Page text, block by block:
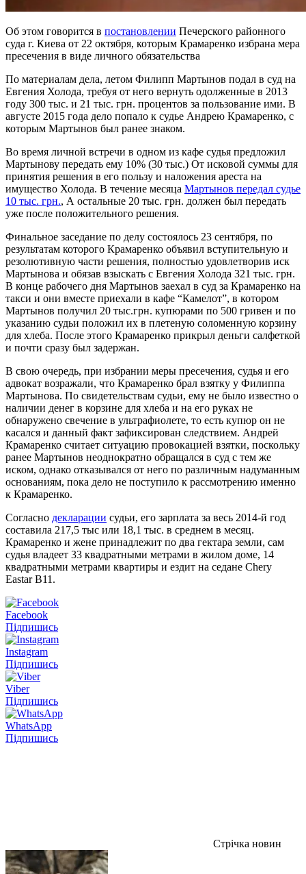
Об этом говорится в постановлении Печерского районного
суда г. Киева от 22 октября, которым Крамаренко избрана мера
пресечения в виде личного обязательства
По материалам дела, летом Филипп Мартынов подал в суд на
Евгения Холода, требуя от него вернуть одолженные в 2013
году 300 тыс. и 21 тыс. грн. процентов за пользование ими. В
августе 2015 года дело попало к судье Андрею Крамаренко, с
которым Мартынов был ранее знаком.
Во время личной встречи в одном из кафе судья предложил
Мартынову передать ему 10% (30 тыс.) От исковой суммы для
принятия решения в его пользу и наложения ареста на
имущество Холода. В течение месяца Мартынов передал судье
10 тыс. грн., А остальные 20 тыс. грн. должен был передать
уже после положительного решения.
Финальное заседание по делу состоялось 23 сентября, по
результатам которого Крамаренко объявил вступительную и
резолютивную части решения, полностью удовлетворив иск
Мартынова и обязав взыскать с Евгения Холода 321 тыс. грн.
В конце рабочего дня Мартынов заехал в суд за Крамаренко на
такси и они вместе приехали в кафе “Камелот”, в котором
Мартынов получил 20 тыс.грн. купюрами по 500 гривен и по
указанию судьи положил их в плетеную соломенную корзину
для хлеба. После этого Крамаренко прикрыл деньги салфеткой
и почти сразу был задержан.
В свою очередь, при избрании меры пресечения, судья и его
адвокат возражали, что Крамаренко брал взятку у Филиппа
Мартынова. По свидетельствам судьи, ему не было известно о
наличии денег в корзине для хлеба и на его руках не
обнаружено свечение в ультрафиолете, то есть купюр он не
касался и данный факт зафиксирован следствием. Андрей
Крамаренко считает ситуацию провокацией взятки, поскольку
ранее Мартынов неоднократно обращался в суд с тем же
иском, однако отказывался от него по различным надуманным
основаниям, пока дело не поступило к рассмотрению именно
к Крамаренко.
Согласно декларации судьи, его зарплата за весь 2014-й год
составила 217,5 тыс или 18,1 тыс. в среднем в месяц.
Крамаренко и жене принадлежит по два гектара земли, сам
судья владеет 33 квадратными метрами в жилом доме, 14
квадратными метрами квартиры и ездит на седане Chery
Eastar B11.
Facebook
Підпишись
Instagram
Підпишись
Viber
Підпишись
WhatsApp
Підпишись
Стрічка новин